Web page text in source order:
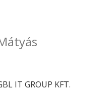
IT GROUP KFT.